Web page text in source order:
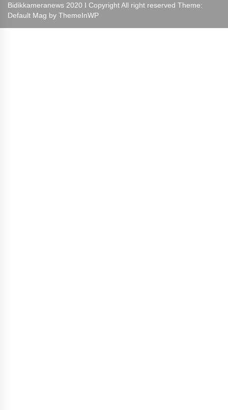
Bidikkameranews 2020 I Copyright All right reserved Theme:
Default Mag by ThemeInWP